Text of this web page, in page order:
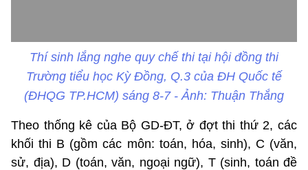
Thí sinh lắng nghe quy chế thi tại hội đồng thi
Trường tiểu học Kỳ Đồng, Q.3 của ĐH Quốc tế
(ĐHQG TP.HCM) sáng 8-7 - Ảnh: Thuận Thắng
Theo thống kê của Bộ GD-ĐT, ở đợt thi thứ 2, các
khối thi B (gồm các môn: toán, hóa, sinh), C (văn,
sử, địa), D (toán, văn, ngoại ngữ), T (sinh, toán đề